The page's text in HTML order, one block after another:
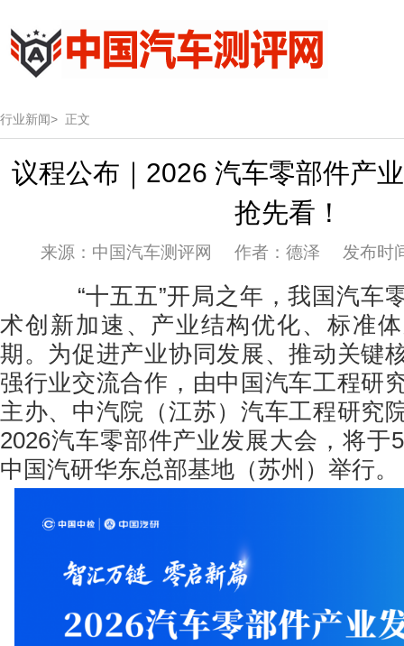
行业新闻> 正文
议程公布｜2026 汽车零部件产
抢先看！
来源：中国汽车测评网 作者：德泽 发布时
“十五五”开局之年，我国汽车
术创新加速、产业结构优化、标准
期。为促进产业协同发展、推动关键
强行业交流合作，由中国汽车工程研
主办、中汽院（江苏）汽车工程研究
2026汽车零部件产业发展大会，将于
中国汽研华东总部基地（苏州）举行。